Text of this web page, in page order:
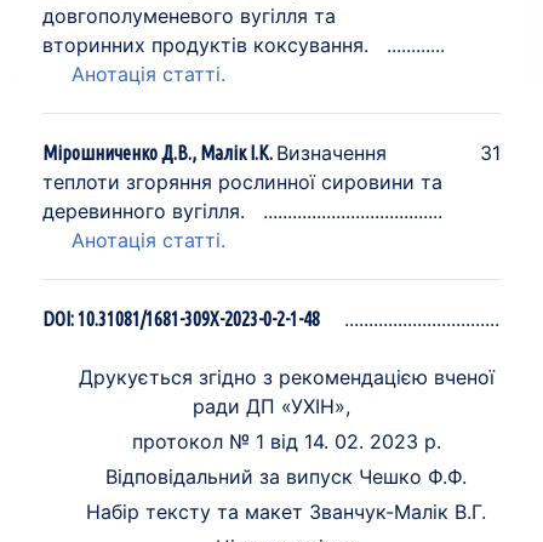
довгополуменевого вугілля та
вторинних продуктів коксування.
Анотація статті.
Мірошниченко Д.В., Малік І.К. Визначення
теплоти згоряння рослинної сировини та
деревинного вугілля.
31
Анотація статті.
DOI: 10.31081/1681-309X-2023-0-2-1-48
Друкується згідно з рекомендацією вченої
ради ДП «УХІН»,
протокол № 1 від 14. 02. 2023 р.
Відповідальний за випуск Чешко Ф.Ф.
Набір тексту та макет Званчук-Малік В.Г.